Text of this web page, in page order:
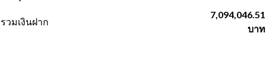
รวมเงินฝาก
7,094,046.51
บาท